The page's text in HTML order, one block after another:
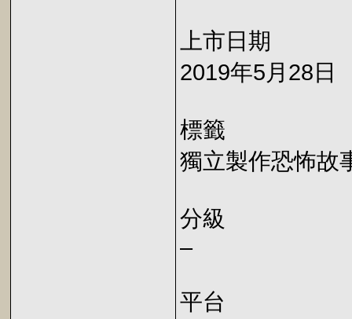
上市日期
2019年5月28日
標籤
獨立製作恐怖故
分級
–
平台